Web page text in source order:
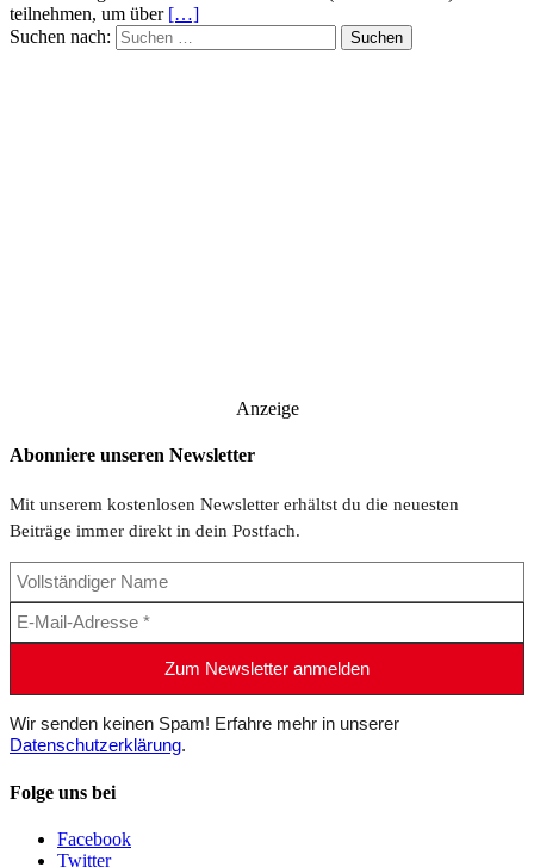
teilnehmen, um über […]
Suchen nach:
Anzeige
Abonniere unseren Newsletter
Mit unserem kostenlosen Newsletter erhältst du die neuesten
Beiträge immer direkt in dein Postfach.
Wir senden keinen Spam! Erfahre mehr in unserer
Datenschutzerklärung.
Folge uns bei
Facebook
Twitter